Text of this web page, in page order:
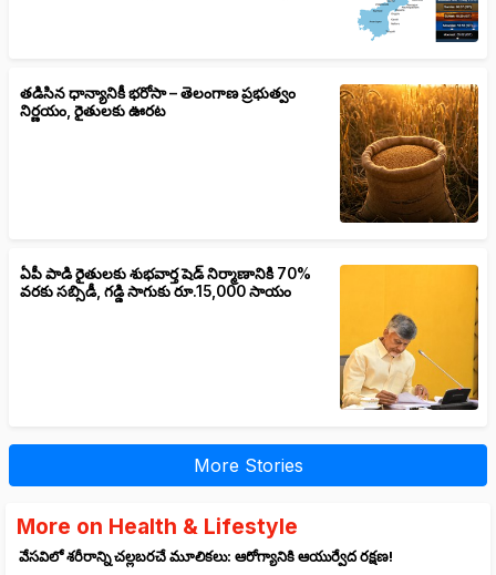
తడిసిన ధాన్యానికీ భరోసా – తెలంగాణ ప్రభుత్వం
నిర్ణయం, రైతులకు ఊరట
ఏపీ పాడి రైతులకు శుభవార్త షెడ్ నిర్మాణానికి 70%
వరకు సబ్సిడీ, గడ్డి సాగుకు రూ.15,000 సాయం
More Stories
More on Health & Lifestyle
వేసవిలో శరీరాన్ని చల్లబరచే మూలికలు: ఆరోగ్యానికి ఆయుర్వేద రక్షణ!